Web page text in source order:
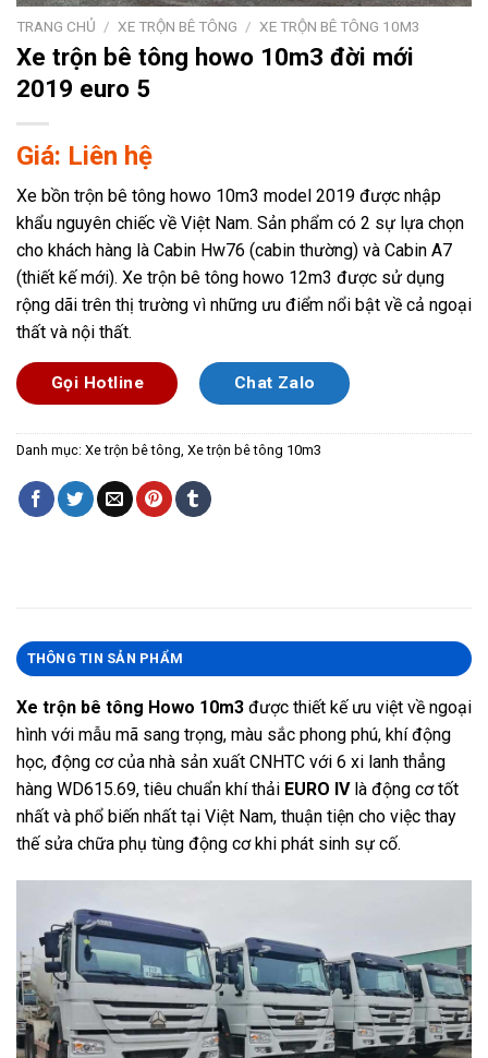
TRANG CHỦ / XE TRỘN BÊ TÔNG / XE TRỘN BÊ TÔNG 10M3
Xe trộn bê tông howo 10m3 đời mới
2019 euro 5
Giá: Liên hệ
Xe bồn trộn bê tông howo 10m3 model 2019 được nhập
khẩu nguyên chiếc về Việt Nam. Sản phẩm có 2 sự lựa chọn
cho khách hàng là Cabin Hw76 (cabin thường) và Cabin A7
(thiết kế mới). Xe trộn bê tông howo 12m3 được sử dụng
rộng dãi trên thị trường vì những ưu điểm nổi bật về cả ngoại
thất và nội thất.
Gọi Hotline Chat Zalo
Danh mục: Xe trộn bê tông Xe trộn bê tông 10m3
THÔNG TIN SẢN PHẨM
Xe trộn bê tông Howo 10m3 được thiết kế ưu việt về ngoại
hình với mẫu mã sang trọng, màu sắc phong phú, khí động
học, động cơ của nhà sản xuất CNHTC với 6 xi lanh thẳng
hàng WD615.69, tiêu chuẩn khí thải EURO IVlà động cơ tốt
nhất và phổ biến nhất tại Việt Nam, thuận tiện cho việc thay
thế sửa chữa phụ tùng động cơ khi phát sinh sự cố.